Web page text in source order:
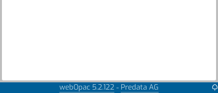
webOpac 5.2.122 - Predata AG